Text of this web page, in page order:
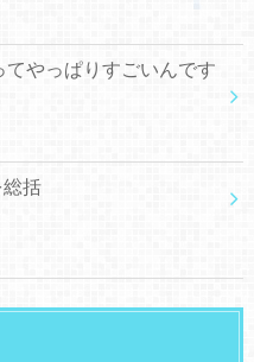
てやっぱりすごいんです
括